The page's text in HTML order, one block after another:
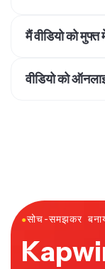
मैं वीडियो को
वीडियो कंटेनर
वीडियो को
●सोच-समझकर